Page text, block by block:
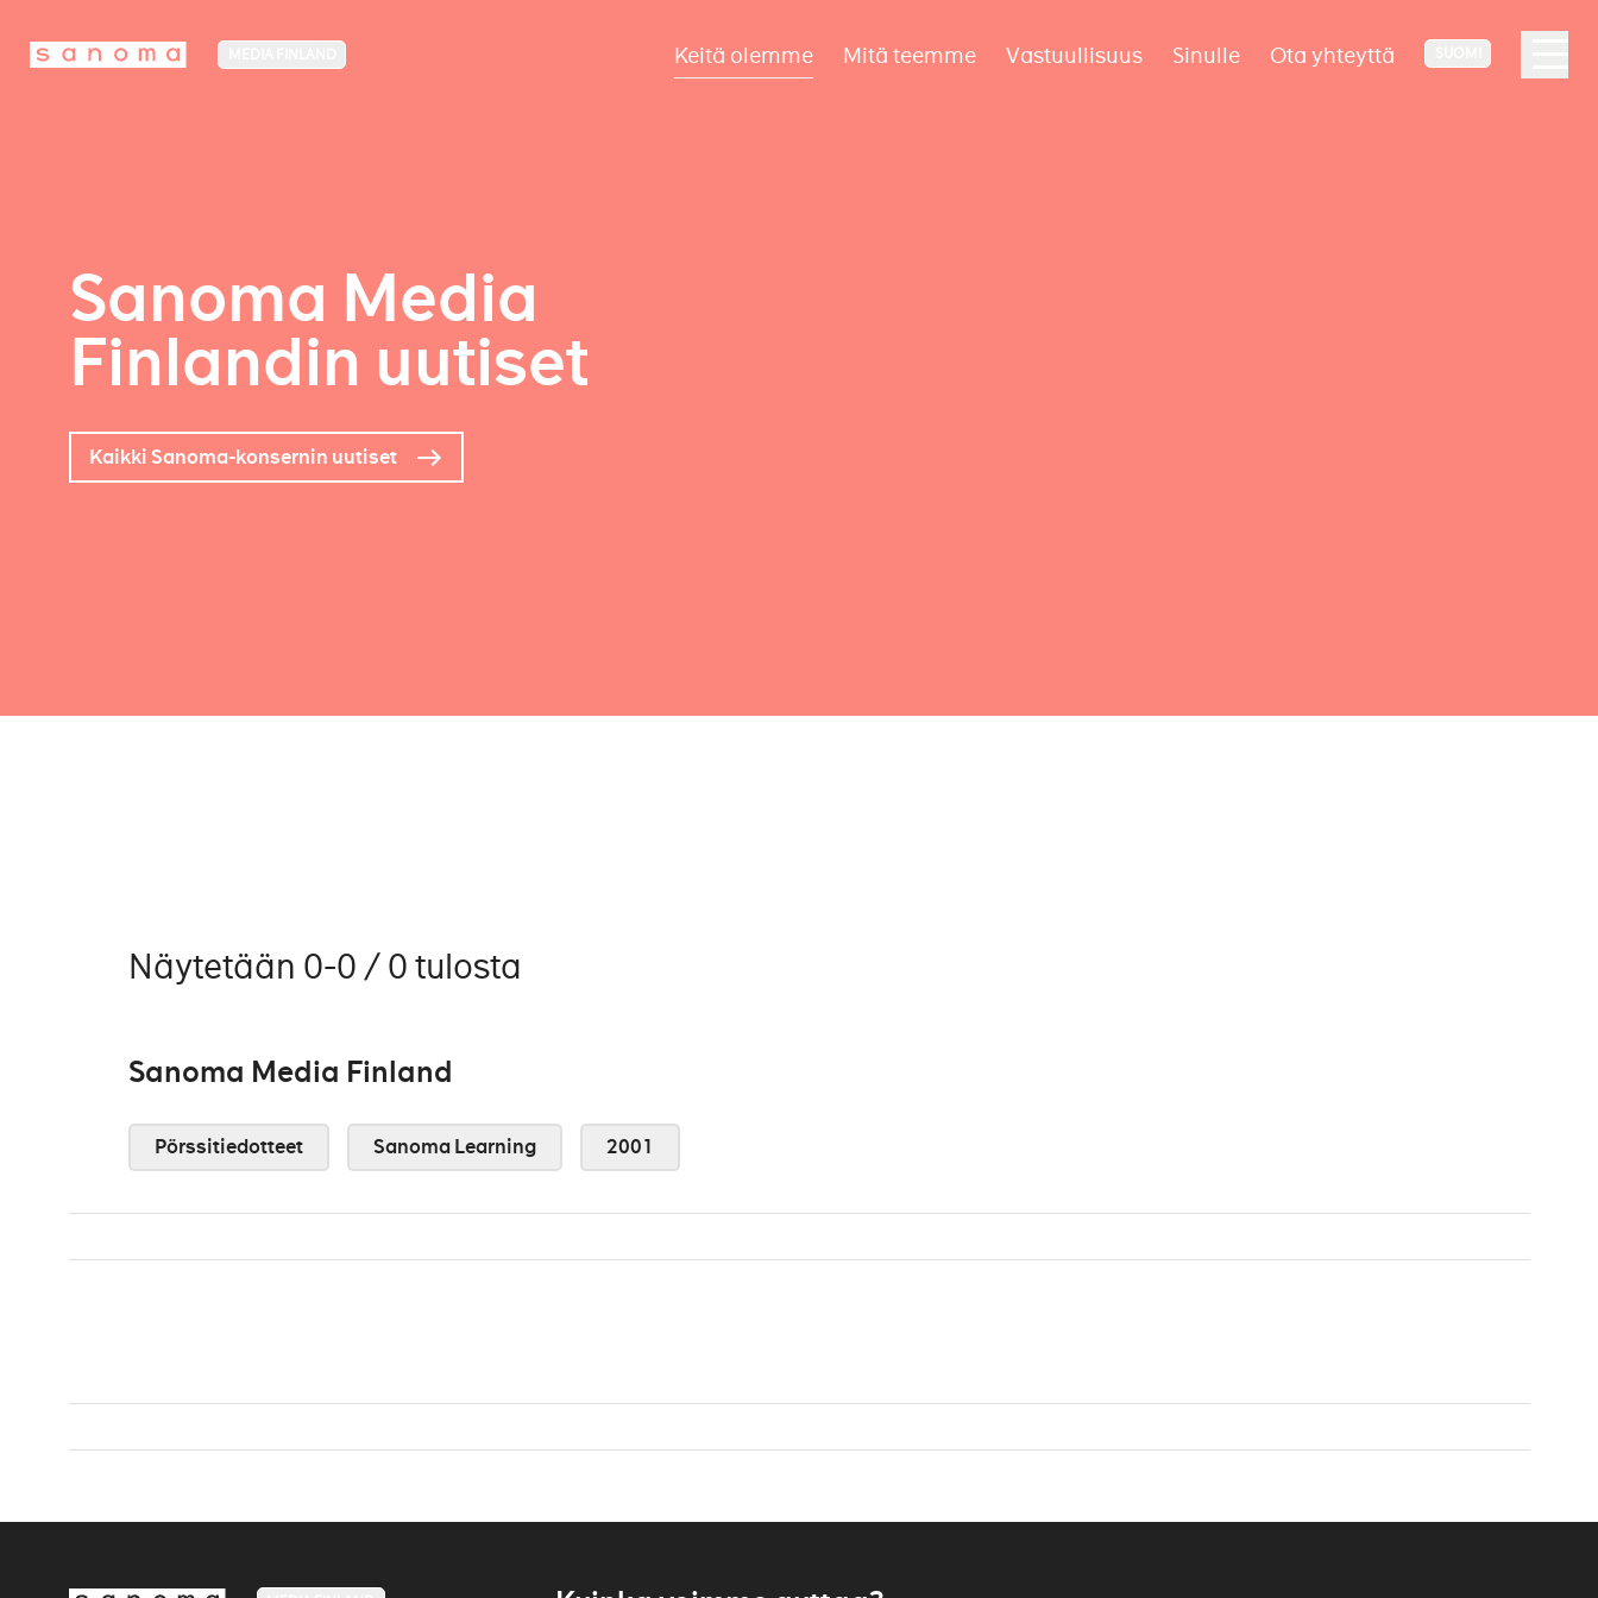
Keitä olemme Mitä teemme Vastuullisuus Sinulle Ota yhteyttä
Sanoma Media
Finlandin uutiset
Kaikki Sanoma-konsernin uutiset
Näytetään 0-0 / 0 tulosta
Sanoma Media Finland
Pörssitiedotteet Sanoma Learning 2001